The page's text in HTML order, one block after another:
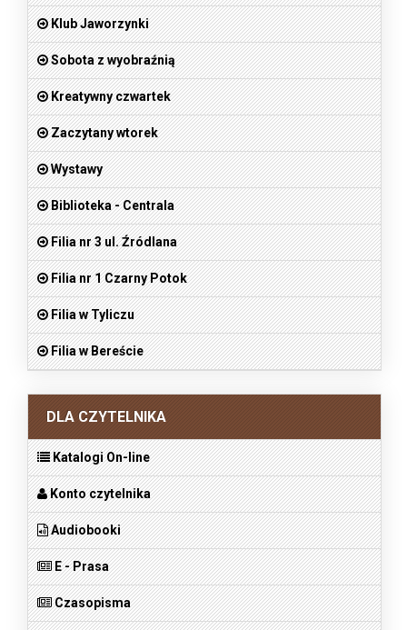
Klub Jaworzynki
Sobota z wyobraźnią
Kreatywny czwartek
Zaczytany wtorek
Wystawy
Biblioteka - Centrala
Filia nr 3 ul. Źródlana
Filia nr 1 Czarny Potok
Filia w Tyliczu
Filia w Bereście
DLA CZYTELNIKA
Katalogi On-line
Konto czytelnika
Audiobooki
E - Prasa
Czasopisma